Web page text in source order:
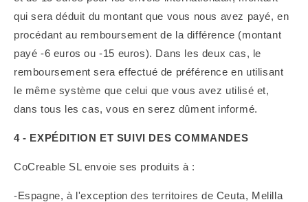
qui sera déduit du montant que vous nous avez payé, en
procédant au remboursement de la différence (montant
payé -6 euros ou -15 euros). Dans les deux cas, le
remboursement sera effectué de préférence en utilisant
le même système que celui que vous avez utilisé et,
dans tous les cas, vous en serez dûment informé.
4 - EXPÉDITION ET SUIVI DES COMMANDES
CoCreable SL envoie ses produits à :
-Espagne, à l'exception des territoires de Ceuta, Melilla